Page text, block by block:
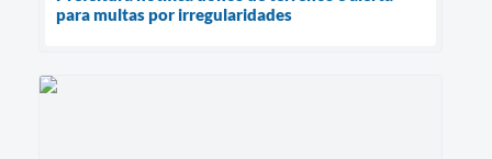
para multas por irregularidades